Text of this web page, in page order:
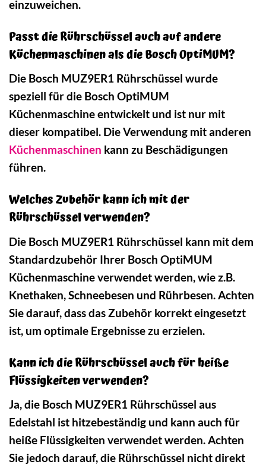
einzuweichen.
Passt die Rührschüssel auch auf andere
Küchenmaschinen als die Bosch OptiMUM?
Die Bosch MUZ9ER1 Rührschüssel wurde
speziell für die Bosch OptiMUM
Küchenmaschine entwickelt und ist nur mit
dieser kompatibel. Die Verwendung mit anderen
Küchenmaschinen kann zu Beschädigungen
führen.
Welches Zubehör kann ich mit der
Rührschüssel verwenden?
Die Bosch MUZ9ER1 Rührschüssel kann mit dem
Standardzubehör Ihrer Bosch OptiMUM
Küchenmaschine verwendet werden, wie z.B.
Knethaken, Schneebesen und Rührbesen. Achten
Sie darauf, dass das Zubehör korrekt eingesetzt
ist, um optimale Ergebnisse zu erzielen.
Kann ich die Rührschüssel auch für heiße
Flüssigkeiten verwenden?
Ja, die Bosch MUZ9ER1 Rührschüssel aus
Edelstahl ist hitzebeständig und kann auch für
heiße Flüssigkeiten verwendet werden. Achten
Sie jedoch darauf, die Rührschüssel nicht direkt